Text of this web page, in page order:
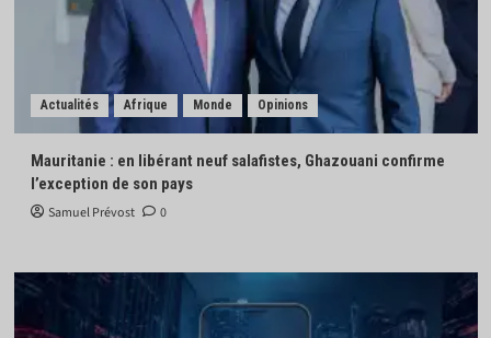
Actualités Afrique Monde Opinions
Mauritanie : en libérant neuf salafistes, Ghazouani confirme
l’exception de son pays
Samuel Prévost 0